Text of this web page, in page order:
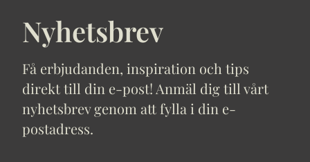
Nyhetsbrev
Få erbjudanden, inspiration och tips
direkt till din e-post! Anmäl dig till vårt
nyhetsbrev genom att fylla i din e-
postadress.